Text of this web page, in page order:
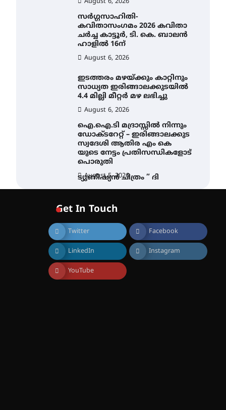
August 6, 2026
സർഗ്ഗസാഹിതി-
കവിതാസംഗമം 2026 കവിതാ
ചർച്ച കാട്ടൂർ, ടി. കെ. ബാലൻ
ഹാളിൽ 16ന്
August 6, 2026
ഇടത്തരം മഴയ്ക്കും കാറ്റിനും
സാധ്യത ഇരിങ്ങാലക്കുടയിൽ
4.4 മില്ലി മീറ്റർ മഴ ലഭിച്ചു
August 6, 2026
ഐ.ഐ.ടി മദ്രാസ്സിൽ നിന്നും
ഡോക്ടറേറ്റ് – ഇരിങ്ങാലക്കുട
സ്വദേശി ആതിര എം കെ
യുടെ നേട്ടം പ്രതിസന്ധികളോട്
പൊരുതി
August 5, 2026
ട്യുണീഷ്യൻ ചിത്രം ” ദി
സൊസൈറ്റി ആഗസ്റ്റ് 7
വെള്ളിയാഴ്ച സ്‌ക്രീൻ
ചെയ്യുന്നു
August 6, 2026
സെന്റ് ജോസഫ്സ് കോളജ്
കോമേഴ്‌സ്
അസോസിയേഷന്
തുടക്കമായി
Get In Touch
Twitter Facebook
LinkedIn Instagram
YouTube